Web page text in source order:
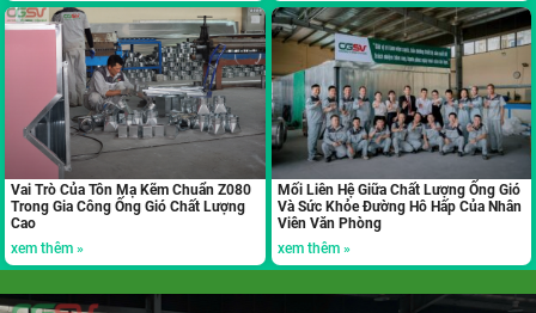
Vai Trò Của Tôn Mạ Kẽm Chuẩn Z080
Trong Gia Công Ống Gió Chất Lượng
Cao
xem thêm »
Mối Liên Hệ Giữa Chất Lượng Ống Gió
Và Sức Khỏe Đường Hô Hấp Của Nhân
Viên Văn Phòng
xem thêm »